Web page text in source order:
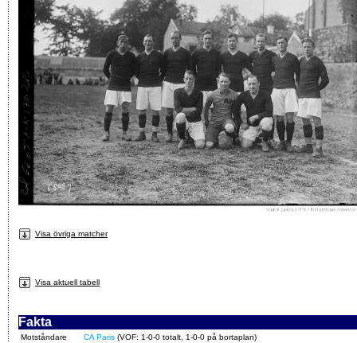
Visa övriga matcher
Visa aktuell tabell
Fakta
Motståndare CA Paris (VOF: 1-0-0 totalt, 1-0-0 på bortaplan)